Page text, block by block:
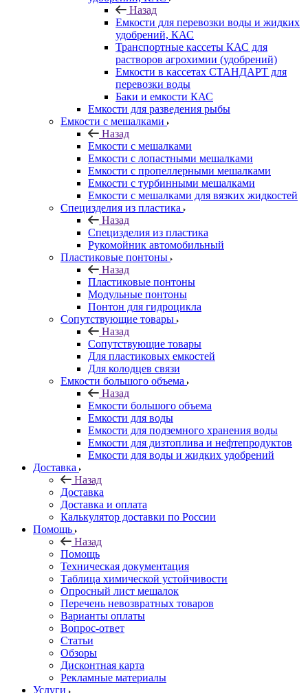
Назад
Емкости для перевозки воды и жидких
удобрений, КАС
Транспортные кассеты КАС для
растворов агрохимии (удобрений)
Емкости в кассетах СТАНДАРТ для
перевозки воды
Баки и емкости КАС
Емкости для разведения рыбы
Емкости с мешалками
Назад
Емкости с мешалками
Емкости с лопастными мешалками
Емкости с пропеллерными мешалками
Емкости с турбинными мешалками
Емкости с мешалками для вязких жидкостей
Специзделия из пластика
Назад
Специзделия из пластика
Рукомойник автомобильный
Пластиковые понтоны
Назад
Пластиковые понтоны
Модульные понтоны
Понтон для гидроцикла
Сопутствующие товары
Назад
Сопутствующие товары
Для пластиковых емкостей
Для колодцев связи
Емкости большого объема
Назад
Емкости большого объема
Емкости для воды
Емкости для подземного хранения воды
Емкости для дизтоплива и нефтепродуктов
Емкости для воды и жидких удобрений
Доставка
Назад
Доставка
Доставка и оплата
Калькулятор доставки по России
Помощь
Назад
Помощь
Техническая документация
Таблица химической устойчивости
Опросный лист мешалок
Перечень невозвратных товаров
Варианты оплаты
Вопрос-ответ
Статьи
Обзоры
Дисконтная карта
Рекламные материалы
Услуги